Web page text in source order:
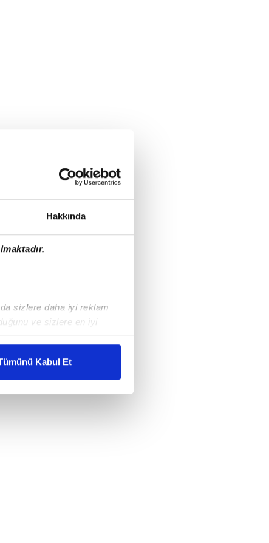
Hakkında
sizlere daha iyi reklam
ve sizlere en iyi
karşılamak
gösterilmeyecektir."
kullanılmaktadır. Bu
sunulması
sizlere yönelik
detaylı bilgi için Ayarlar
Kabul Et